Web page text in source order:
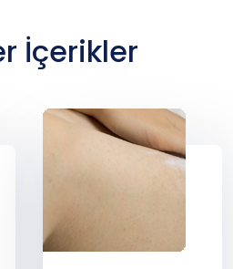
İçerikler